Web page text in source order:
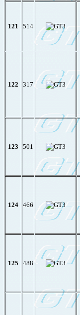
121 514
122 317
123 501
124 466
125 488